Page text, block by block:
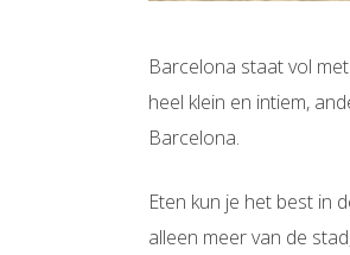
Barcelona staat vol
heel klein en intiem,
Barcelona.
Eten kun je het best in
alleen meer van de